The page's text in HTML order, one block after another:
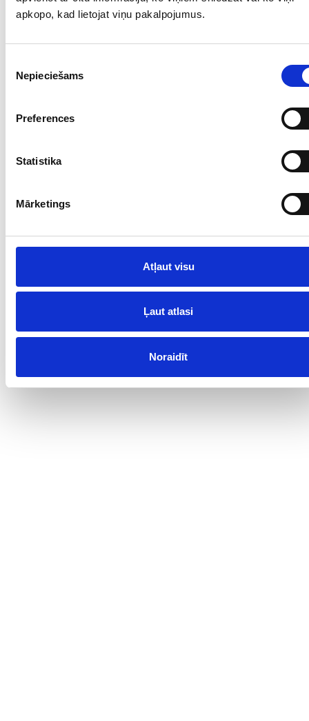
apkopo, kad lietojat viņu pakalpojumus.
izvēle
Nepieciešams
Preferences
Statistika
Mārketings
Atļaut visu
Ļaut atlasi
Noraidīt